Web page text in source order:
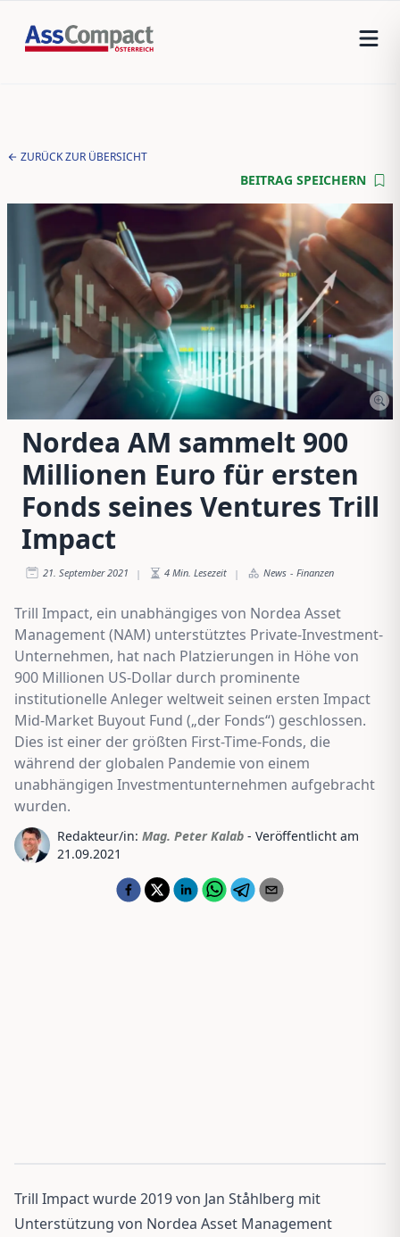
ZURÜCK ZUR ÜBERSICHT
BEITRAG SPEICHERN
Nordea AM sammelt 900
Millionen Euro für ersten
Fonds seines Ventures Trill
Impact
21. September 2021 | 4 Min. Lesezeit | News - Finanzen
Trill Impact, ein unabhängiges von Nordea Asset
Management (NAM) unterstütztes Private-Investment-
Unternehmen, hat nach Platzierungen in Höhe von
900 Millionen US-Dollar durch prominente
institutionelle Anleger weltweit seinen ersten Impact
Mid-Market Buyout Fund („der Fonds“) geschlossen.
Dies ist einer der größten First-Time-Fonds, die
während der globalen Pandemie von einem
unabhängigen Investmentunternehmen aufgebracht
wurden.
Redakteur/in: Mag. Peter Kalab - Veröffentlicht am
21.09.2021
Trill Impact wurde 2019 von Jan Ståhlberg mit
Unterstützung von Nordea Asset Management